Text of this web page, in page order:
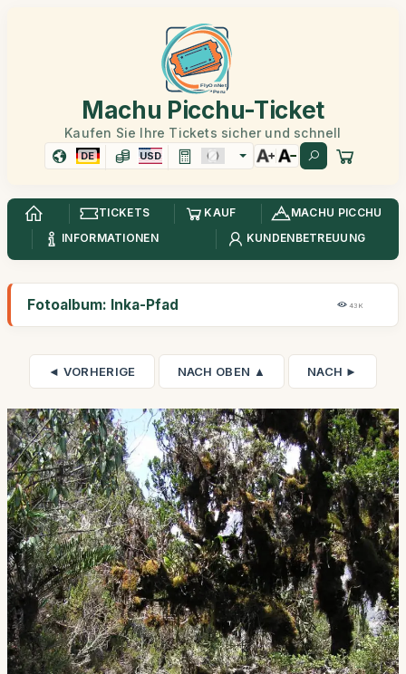
Machu Picchu-Ticket
Kaufen Sie Ihre Tickets sicher und schnell
DE USD
TICKETS KAUF
MACHU PICCHU
INFORMATIONEN
KUNDENBETREUUNG
Fotoalbum: Inka-Pfad 43K
◄ VORHERIGE NACH OBEN ▲ NACH ►